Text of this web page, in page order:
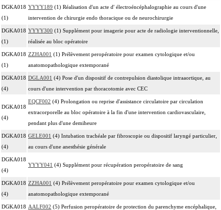
DGKA018
(1)
YYYY189 (1) Réalisation d'un acte d' électroéncéphalographie au cours d'une
intervention de chirurgie endo thoracique ou de neurochirurgie
DGKA018
(1)
YYYY300 (1) Supplément pour imagerie pour acte de radiologie interventionnelle,
réalisée au bloc opératoire
DGKA018
(1)
ZZHA001 (1) Prélèvement peropératoire pour examen cytologique et/ou
anatomopathologique extemporané
DGKA018
(4)
DGLA001 (4) Pose d'un dispositif de contrepulsion diastolique intraaortique, au
cours d'une intervention par thoracotomie avec CEC
DGKA018
(4)
EQCF002 (4) Prolongation ou reprise d'assistance circulatoire par circulation
extracorporelle au bloc opératoire à la fin d'une intervention cardiovasculaire,
pendant plus d'une demiheure
DGKA018
(4)
GELE001 (4) Intubation trachéale par fibroscopie ou dispositif laryngé particulier,
au cours d'une anesthésie générale
DGKA018
(4)
YYYY041 (4) Supplément pour récupération peropératoire de sang
DGKA018
(4)
ZZHA001 (4) Prélèvement peropératoire pour examen cytologique et/ou
anatomopathologique extemporané
DGKA018 AALF002 (5) Perfusion peropératoire de protection du parenchyme encéphalique,